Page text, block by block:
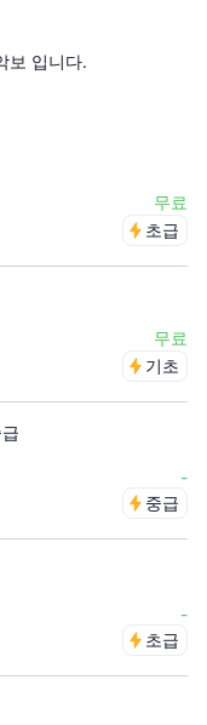
보 입니다.
무료
초급
무료
기초
-
중급
-
초급